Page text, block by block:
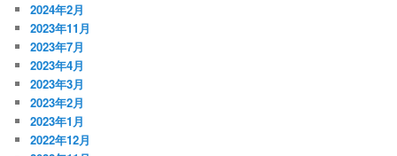
2024年2月
2023年11月
2023年7月
2023年4月
2023年3月
2023年2月
2023年1月
2022年12月